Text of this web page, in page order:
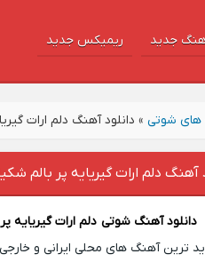
جدید ریمیکس جدید
های شوتی » دانلود آهنگ دلم ارات
آهنگ دلم ارات گیریایه پر بالم
دانلود آهنگ شوتی دلم ارات گیریایه
ترین آهنگ های محلی ایرانی و